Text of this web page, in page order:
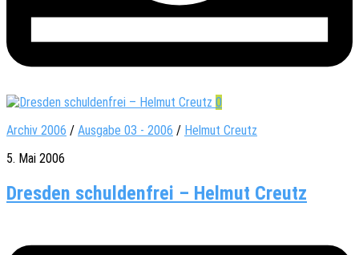
0
Archiv 2006 / Ausgabe 03 - 2006 / Helmut Creutz
5. Mai 2006
Dresden schuldenfrei – Helmut Creutz